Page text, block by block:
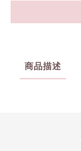
商品描述